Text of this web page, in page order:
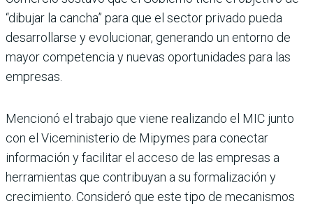
“dibujar la cancha” para que el sector privado pueda
desa­rrollarse y evolucionar, gene­rando un entorno de
mayor competencia y nuevas opor­tunidades para las
empresas.
Mencionó el trabajo que viene realizando el MIC junto
con el Viceministerio de Mipy­mes para conectar
informa­ción y facilitar el acceso de las empresas a
herramientas que contribuyan a su forma­lización y
crecimiento. Con­sideró que este tipo de meca­nismos